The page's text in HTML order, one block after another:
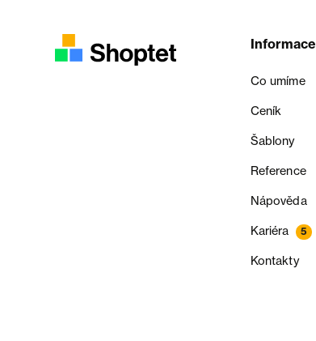
Informace
Co umíme
Ceník
Šablony
Reference
Nápověda
Kariéra 5
Kontakty